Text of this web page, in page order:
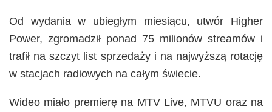
Od wydania w ubiegłym miesiącu, utwór Higher
Power, zgromadził ponad 75 milionów streamów i
trafił na szczyt list sprzedaży i na najwyższą rotację
w stacjach radiowych na całym świecie.
Wideo miało premierę na MTV Live, MTVU oraz na